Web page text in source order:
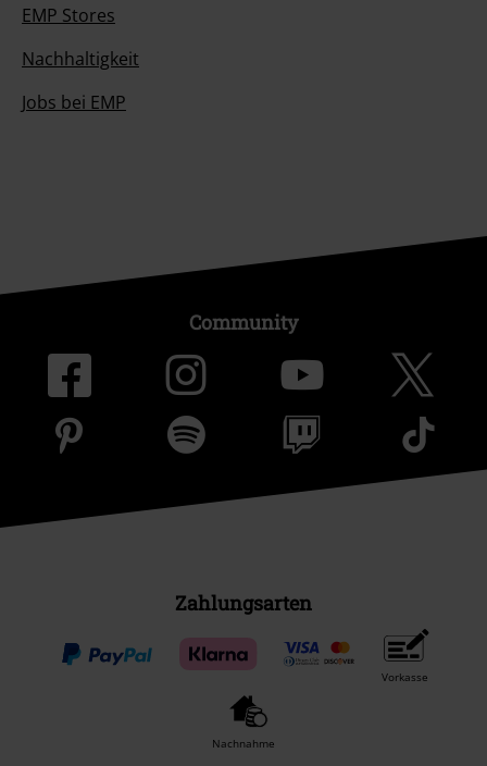
EMP Stores
Nachhaltigkeit
Jobs bei EMP
Community
Zahlungsarten
Vorkasse
Nachnahme